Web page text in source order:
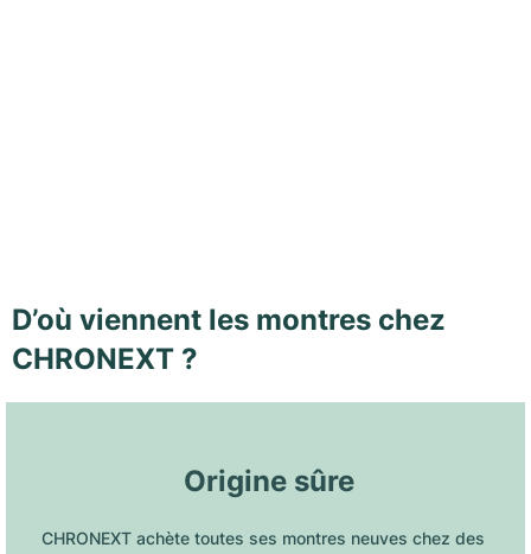
D’où viennent les montres chez
CHRONEXT ?
Origine sûre
CHRONEXT achète toutes ses montres neuves chez des